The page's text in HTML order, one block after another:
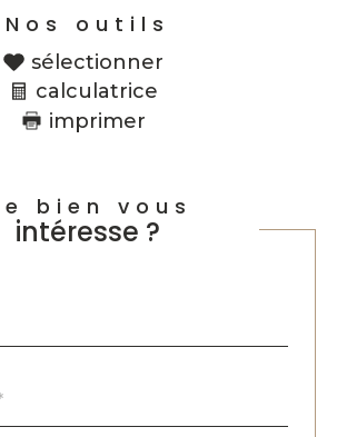
Nos outils
sélectionner
calculatrice
imprimer
bien vous
intéresse ?